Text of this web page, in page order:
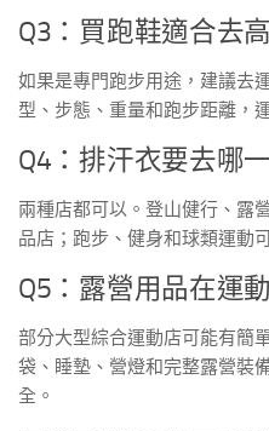
Q3：買跑鞋適合去
如果是專門跑步用途，建議去
型、步態、重量和跑步距離，
Q4：排汗衣要去哪
兩種店都可以。登山健行、露
品店；跑步、健身和球類運動
Q5：露營用品在運
部分大型綜合運動店可能有簡
袋、睡墊、營燈和完整露營裝
全。